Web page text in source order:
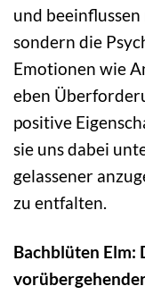
und
sondern die
Emotionen wie
eben
positive
sie uns dabei
gelassener
zu entfalten.
Bachblüten Elm: